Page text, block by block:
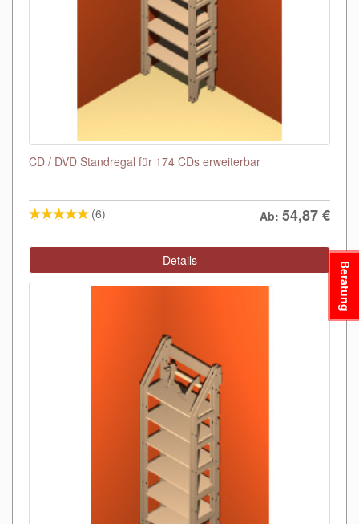
CD / DVD Standregal für 174 CDs erweiterbar
(6) Ab: 54,87€
Details Beratung